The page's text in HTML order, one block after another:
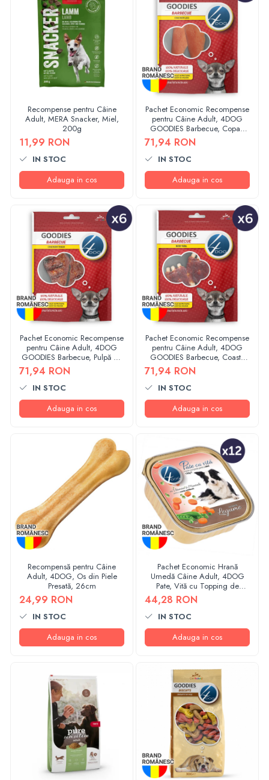
Recompense pentru Câine
Adult, MERA Snacker, Miel,
200g
11,99 RON
IN STOC
Adauga in cos
Pachet Economic Recompense
pentru Câine Adult, 4DOG
GOODIES Barbecue, Copan
de Pui, 6x100g
71,94 RON
IN STOC
Adauga in cos
Pachet Economic Recompense
pentru Câine Adult, 4DOG
GOODIES Barbecue, Pulpă de
Pui, 6x100g
71,94 RON
IN STOC
Adauga in cos
Pachet Economic Recompense
pentru Câine Adult, 4DOG
GOODIES Barbecue, Coaste
de Vită, 6x100g
71,94 RON
IN STOC
Adauga in cos
Recompensă pentru Câine
Adult, 4DOG, Os din Piele
Presată, 26cm
24,99 RON
IN STOC
Adauga in cos
Pachet Economic Hrană
Umedă Câine Adult, 4DOG
Pate, Vită cu Topping de
Legume, 12x100g
44,28 RON
IN STOC
Adauga in cos